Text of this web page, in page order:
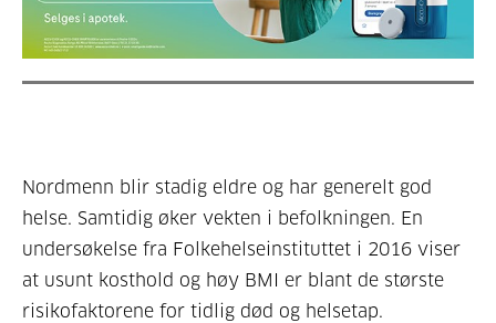
Nordmenn blir stadig eldre og har generelt god
helse. Samtidig øker vekten i befolkningen. En
undersøkelse fra Folkehelseinstituttet i 2016 viser
at usunt kosthold og høy BMI er blant de største
risikofaktorene for tidlig død og helsetap.